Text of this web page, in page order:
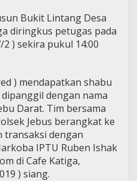
Bukit Lintang Desa
diringkus petugas pada
) sekira pukul 14:00
) mendapatkan shabu
dengan nama
Darat. Tim bersama
Jebus berangkat ke
transaksi dengan
IPTU Ruben Ishak
di Cafe Katiga,
) siang.